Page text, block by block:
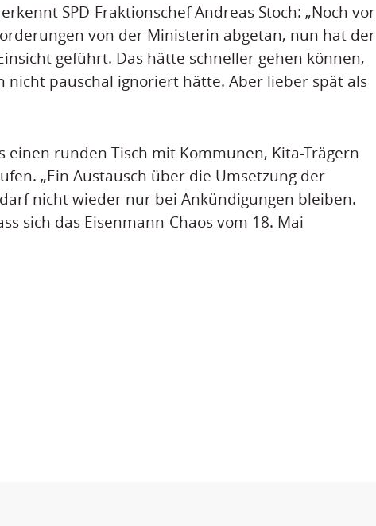
SPD-Fraktionschef Andreas Stoch: „Noch vor
von der Ministerin abgetan, nun hat der
geführt. Das hätte schneller gehen können,
nicht pauschal ignoriert hätte. Aber lieber spät als
einen runden Tisch mit Kommunen, Kita-Trägern
„Ein Austausch über die Umsetzung der
nicht wieder nur bei Ankündigungen bleiben.
sich das Eisenmann-Chaos vom 18. Mai